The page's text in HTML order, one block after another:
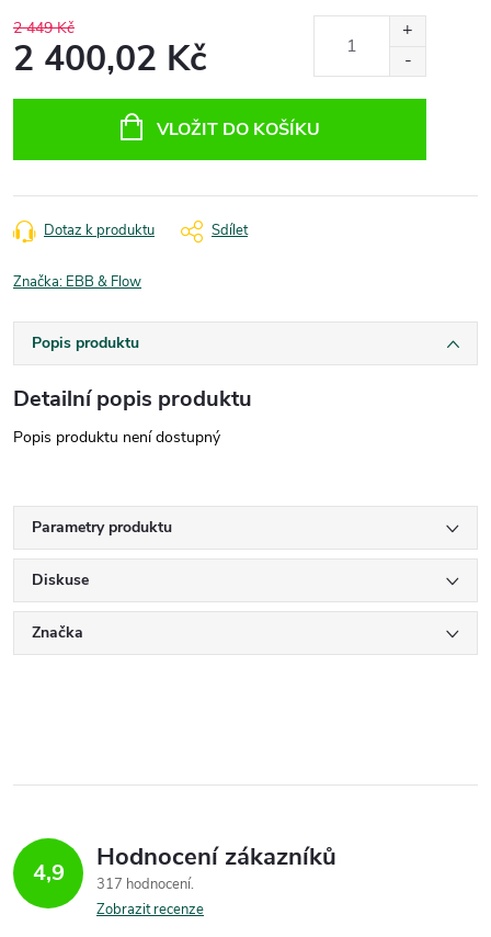
2 449 Kč
2 400,02 Kč
VLOŽIT DO KOŠÍKU
Dotaz k produktu Sdílet
Značka: EBB & Flow
Popis produktu
Detailní popis produktu
Popis produktu není dostupný
Parametry produktu
Diskuse
Značka
4,9 Hodnocení zákazníků
317 hodnocení
Zobrazit recenze